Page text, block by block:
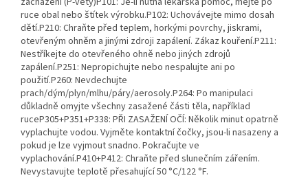
ruce obal nebo štítek výrobku.P102: Uchovávejte mimo dosah
dětí.P210: Chraňte před teplem, horkými povrchy, jiskrami,
otevřeným ohněm a jinými zdroji zapálení. Zákaz kouření.P211:
Nestříkejte do otevřeného ohně nebo jiných zdrojů
zapálení.P251: Nepropichujte nebo nespalujte ani po
použití.P260: Nevdechujte
prach/dým/plyn/mlhu/páry/aerosoly.P264: Po manipulaci
důkladně omyjte všechny zasažené části těla, například
ruceP305+P351+P338: PŘI ZASAŽENÍ OČÍ: Několik minut opatrně
vyplachujte vodou. Vyjměte kontaktní čočky, jsou-li nasazeny a
pokud je lze vyjmout snadno. Pokračujte ve
vyplachování.P410+P412: Chraňte před slunečním zářením.
Nevystavujte teplotě přesahující 50 °C/122 °F.